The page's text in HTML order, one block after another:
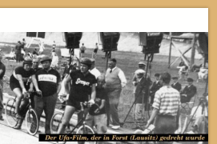
Rechnung